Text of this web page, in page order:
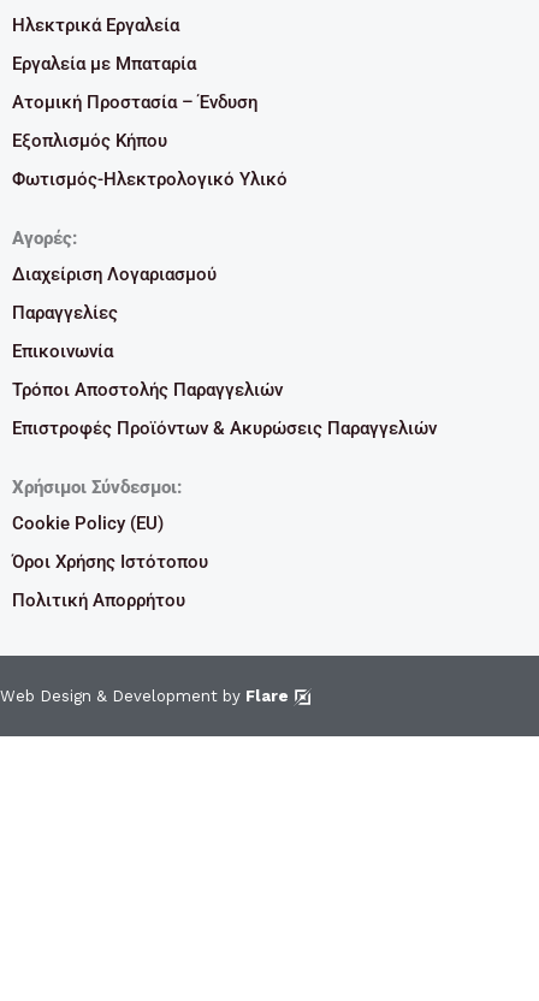
Ηλεκτρικά Εργαλεία
Εργαλεία με Μπαταρία
Ατομική Προστασία – Ένδυση
Εξοπλισμός Κήπου
Φωτισμός-Ηλεκτρολογικό Υλικό
Αγορές:
Διαχείριση Λογαριασμού
Παραγγελίες
Επικοινωνία
Τρόποι Αποστολής Παραγγελιών
Επιστροφές Προϊόντων & Ακυρώσεις Παραγγελιών
Χρήσιμοι Σύνδεσμοι:
Cookie Policy (EU)
Όροι Χρήσης Ιστότοπου
Πολιτική Απορρήτου
Web Design & Development by Flare